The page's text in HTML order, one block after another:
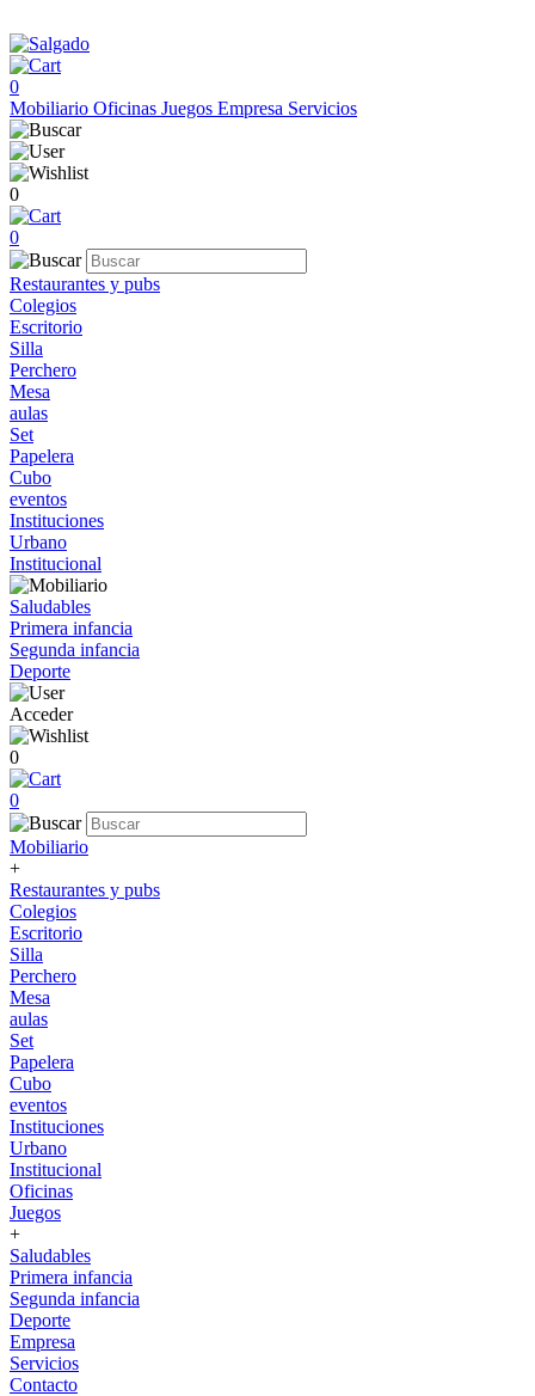
0
Mobiliario Oficinas Juegos Empresa Servicios
0
0
Restaurantes y pubs
Colegios
Escritorio
Silla
Perchero
Mesa
aulas
Set
Papelera
Cubo
eventos
Instituciones
Urbano
Institucional
Saludables
Primera infancia
Segunda infancia
Deporte
Acceder
0
0
Mobiliario
+
Restaurantes y pubs
Colegios
Escritorio
Silla
Perchero
Mesa
aulas
Set
Papelera
Cubo
eventos
Instituciones
Urbano
Institucional
Oficinas
Juegos
+
Saludables
Primera infancia
Segunda infancia
Deporte
Empresa
Servicios
Contacto